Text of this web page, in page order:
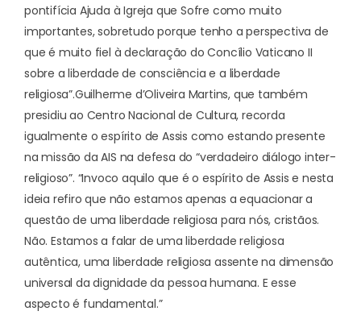
pontifícia Ajuda à Igreja que Sofre como muito
importantes, sobretudo porque tenho a perspectiva de
que é muito fiel à declaração do Concílio Vaticano II
sobre a liberdade de consciência e a liberdade
religiosa”.Guilherme d’Oliveira Martins, que também
presidiu ao Centro Nacional de Cultura, recorda
igualmente o espírito de Assis como estando presente
na missão da AIS na defesa do “verdadeiro diálogo inter-
religioso”. “Invoco aquilo que é o espírito de Assis e nesta
ideia refiro que não estamos apenas a equacionar a
questão de uma liberdade religiosa para nós, cristãos.
Não. Estamos a falar de uma liberdade religiosa
autêntica, uma liberdade religiosa assente na dimensão
universal da dignidade da pessoa humana. E esse
aspecto é fundamental.”